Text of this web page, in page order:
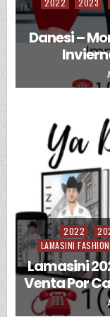
Posted in
2022 2023
Danesi –
Posted in
2022
LAMASINI FASHION
Lamasini
Venta Por